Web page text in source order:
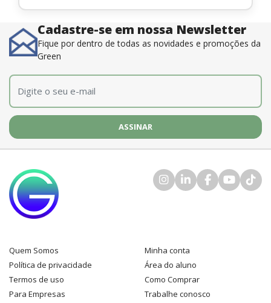
Cadastre-se em nossa Newsletter
Fique por dentro de todas as novidades e promoções da
Green
E-mail
Quem Somos
Política de privacidade
Termos de uso
Para Empresas
Minha conta
Área do aluno
Como Comprar
Trabalhe conosco